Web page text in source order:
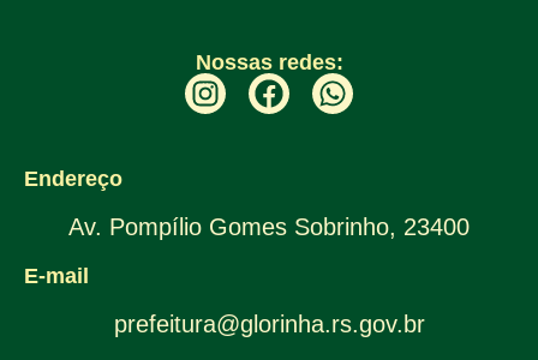
Nossas redes:
Endereço
Av. Pompílio Gomes Sobrinho, 23400
E-mail
prefeitura@glorinha.rs.gov.br